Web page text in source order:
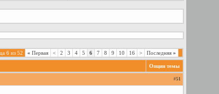
6 из 52 « Первая < 2 3 4 5 6 7 8 9 10 16 > Последняя»
Опции темы
#51